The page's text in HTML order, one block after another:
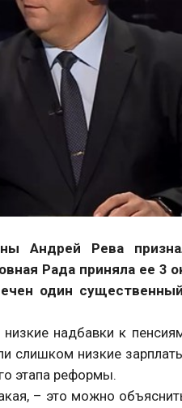
Андрей Рева
Рада приняла ее 3
один
надбавки к
слишком низкие
этапа реформы.
– это можно